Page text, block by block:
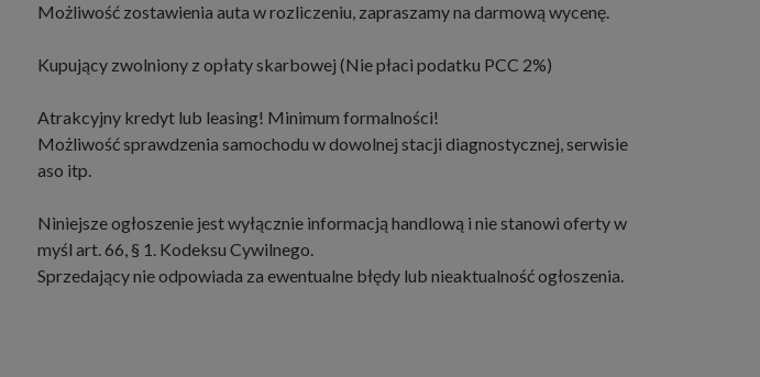
Możliwość zostawienia auta w rozliczeniu, zapraszamy na darmową wycenę.
Kupujący zwolniony z opłaty skarbowej (Nie płaci podatku PCC 2%)
Atrakcyjny kredyt lub leasing! Minimum formalności!
Możliwość sprawdzenia samochodu w dowolnej stacji diagnostycznej, serwisie
aso itp.
Niniejsze ogłoszenie jest wyłącznie informacją handlową i nie stanowi oferty w
myśl art. 66, § 1. Kodeksu Cywilnego.
Sprzedający nie odpowiada za ewentualne błędy lub nieaktualność ogłoszenia.